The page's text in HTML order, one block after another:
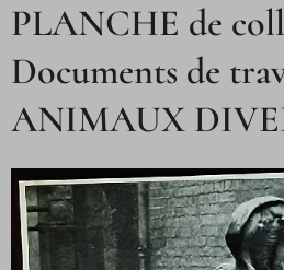
PLANCHE de
Documents de
ANIMAUX